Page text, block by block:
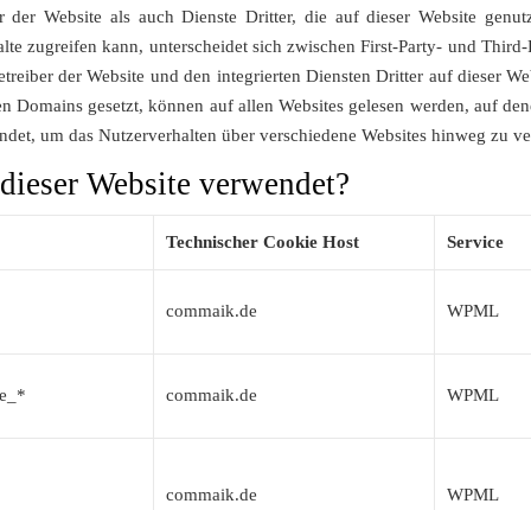
Website als auch Dienste Dritter, die auf dieser Website
zugreifen kann, unterscheidet sich zwischen First-Party- und
der Website und den integrierten Diensten Dritter auf dieser
gesetzt, können auf allen Websites gelesen werden, auf
um das Nutzerverhalten über verschiedene Websites hinweg zu
Website verwendet?
Technischer Cookie Host Service
commaik.de WPML
commaik.de WPML
commaik.de WPML